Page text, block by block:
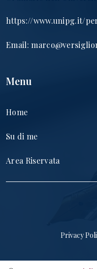
https://www.unipg.it/
Email:
Menu
Home
Su di me
Area Riservata
Privacy